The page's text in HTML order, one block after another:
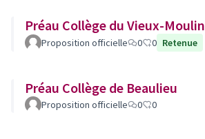
Préau Collège du Vieux-Moulin
Proposition officielle 0 0 Retenue
Préau Collège de Beaulieu
Proposition officielle 0 0